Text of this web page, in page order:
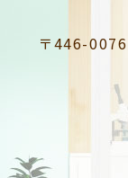
〒446-0076